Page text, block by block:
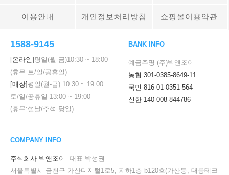
이용안내 개인정보처리방침 쇼핑몰이용약관
1588-9145
[온라인]평일(월-금)10:30 ~ 18:00
(휴무:토/일/공휴일)
[매장]평일(월-금) 10:30 ~ 19:00
토/일/공휴일 13:00 ~ 19:00
(휴무:설날/추석 당일)
BANK INFO
예금주명 (주)빅앤조이
농협 301-0385-8649-11
국민 816-01-0351-564
신한 140-008-844786
COMPANY INFO
주식회사 빅앤조이
대표 박성권
서울특별시 금천구 가산디지털1로5, 지하1층 b120호(가산동, 대륭테크